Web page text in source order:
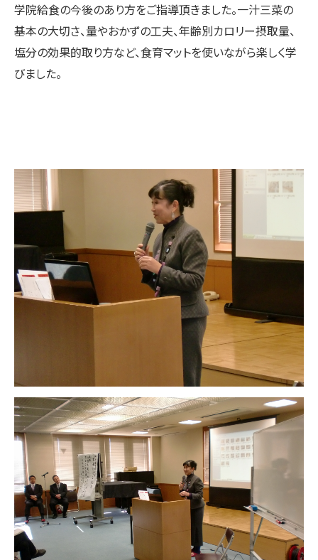
学院給食の今後のあり方をご指導頂きました。一汁三菜の
基本の大切さ、量やおかずの工夫、年齢別カロリー摂取量、
塩分の効果的取り方など、食育マットを使いながら楽しく学
びました。